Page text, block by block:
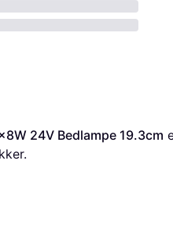
24V Bedlampe 19.3cm